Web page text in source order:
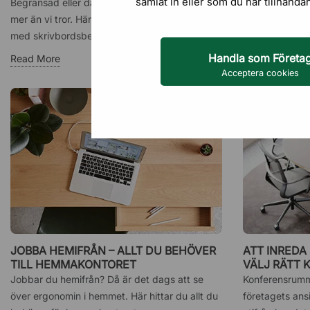
Handla som
Acceptera cookies
mer än vi tror. Här tipsar vi om hur du lyckas
med skrivbordsbelysningen...
Read More
som vill köpa
Read More
JOBBA HEMIFRÅN – ALLT DU BEHÖVER
TILL HEMMAKONTORET
Jobbar du hemifrån? Då är det dags att se
över ergonomin i hemmet. Här hittar du allt du
ATT
VÄLJ RÄTT
företagets